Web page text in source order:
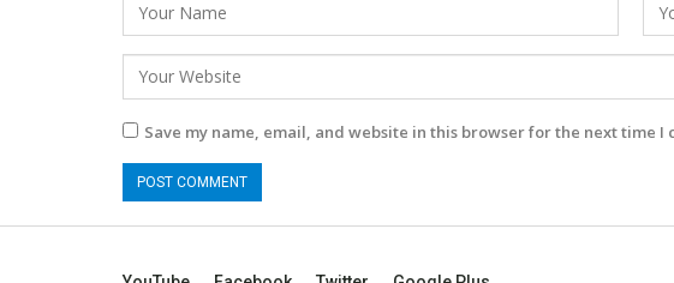
Save my name, email, and website in this browser for the next time I